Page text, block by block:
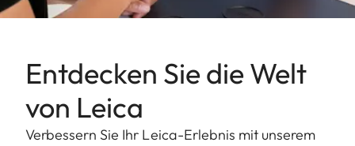
Entdecken Sie die Welt
von Leica
Verbessern Sie Ihr Leica-Erlebnis mit unserem